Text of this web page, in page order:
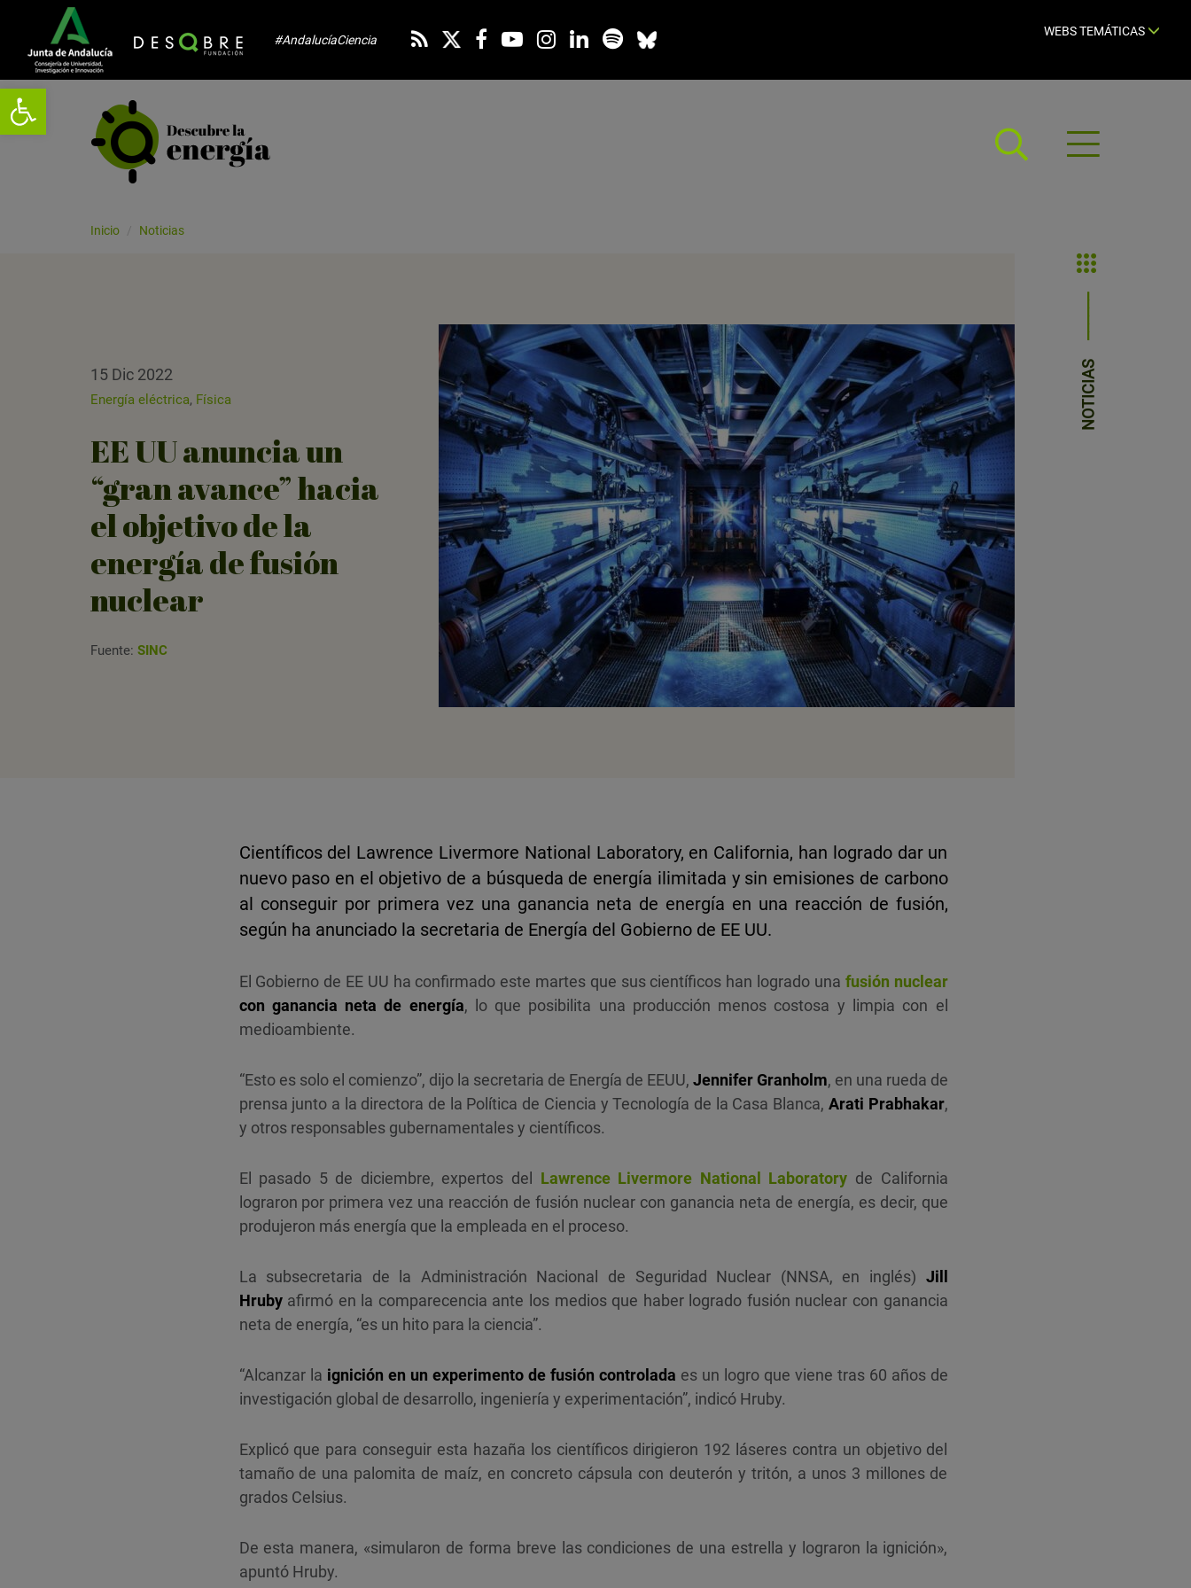
Abrir barra de herramientas
#AndalucíaCiencia
WEBS TEMÁTICAS
Abrir
menú
Inicio Noticias
NOTICIAS
15 Dic 2022
Energía eléctrica, Física
EE UU anuncia un
“gran avance” hacia
el objetivo de la
energía de fusión
nuclear
Fuente: SINC
Científicos del Lawrence Livermore National Laboratory, en California, han logrado dar un
nuevo paso en el objetivo de a búsqueda de energía ilimitada y sin emisiones de carbono
al conseguir por primera vez una ganancia neta de energía en una reacción de fusión,
según ha anunciado la secretaria de Energía del Gobierno de EE UU.
El Gobierno de EE UU ha confirmado este martes que sus científicos han logrado una fusión nuclear
con ganancia neta de energía, lo que posibilita una producción menos costosa y limpia con el
medioambiente.
“Esto es solo el comienzo”, dijo la secretaria de Energía de EEUU, Jennifer Granholm, en una rueda de
prensa junto a la directora de la Política de Ciencia y Tecnología de la Casa Blanca, Arati Prabhakar,
y otros responsables gubernamentales y científicos.
El pasado 5 de diciembre, expertos del Lawrence Livermore National Laboratory de California
lograron por primera vez una reacción de fusión nuclear con ganancia neta de energía, es decir, que
produjeron más energía que la empleada en el proceso.
La subsecretaria de la Administración Nacional de Seguridad Nuclear (NNSA, en inglés) Jill
Hrubyafirmó en la comparecencia ante los medios que haber logrado fusión nuclear con ganancia
neta de energía, “es un hito para la ciencia”.
“Alcanzar la ignición en un experimento de fusión controlada es un logro que viene tras 60 años de
investigación global de desarrollo, ingeniería y experimentación”, indicó Hruby.
Explicó que para conseguir esta hazaña los científicos dirigieron 192 láseres contra un objetivo del
tamaño de una palomita de maíz, en concreto cápsula con deuterón y tritón, a unos 3 millones de
grados Celsius.
De esta manera, «simularon de forma breve las condiciones de una estrella y lograron la ignición»,
apuntó Hruby.